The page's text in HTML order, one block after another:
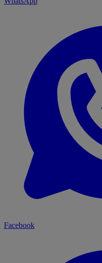
Facebook